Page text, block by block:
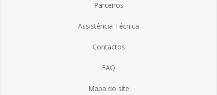
Parceiros
Assistência Técnica
Contactos
FAQ
Mapa do site